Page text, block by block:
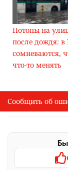
Потопы на
после дождя:
сомневаются,
что-то менять
I
Сообщить об
Выделите
Сообщить об